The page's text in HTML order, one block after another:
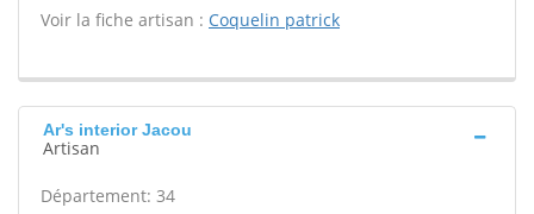
Voir la fiche artisan : Coquelin patrick
Ar's interior Jacou
Artisan
Département: 34